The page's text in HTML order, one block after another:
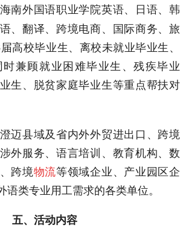
海南外国语职业学院英语、日语、韩
、翻译、跨境电商、国际商务、旅
高校毕业生、离校未就业毕业生、
兼顾就业困难毕业生、残疾毕业
生、脱贫家庭毕业生等重点帮扶对
迈县域及省内外外贸进出口、跨境
外服务、语言培训、教育机构、数
跨境物流等领域企业、产业园区企
类专业用工需求的各类单位。
五、活动内容